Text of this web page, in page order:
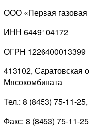
ООО «Первая газовая
ИНН 6449104172
ОГРН 1226400013399
413102, Саратовская
Мясокомбината
Тел.: 8 (8453) 75-11-
Факс: 8 (8453) 75-11-